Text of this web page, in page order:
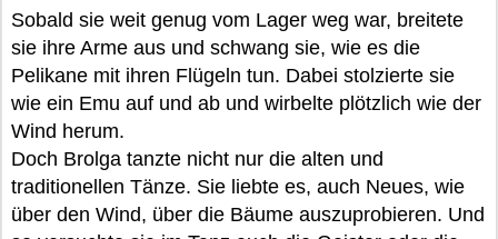
Sobald sie weit genug vom Lager weg war, breitete
sie ihre Arme aus und schwang sie, wie es die
Pelikane mit ihren Flügeln tun. Dabei stolzierte sie
wie ein Emu auf und ab und wirbelte plötzlich wie der
Wind herum.
Doch Brolga tanzte nicht nur die alten und
traditionellen Tänze. Sie liebte es, auch Neues, wie
über den Wind, über die Bäume auszuprobieren. Und